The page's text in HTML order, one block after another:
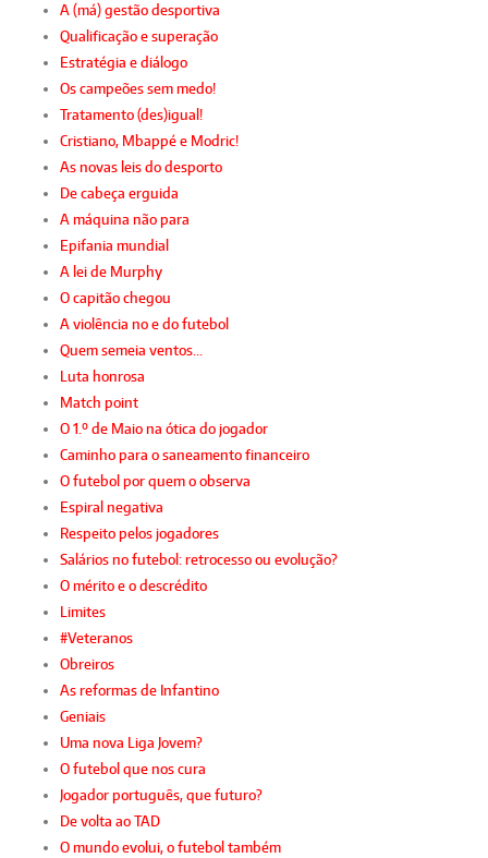
A (má) gestão desportiva
Qualificação e superação
Estratégia e diálogo
Os campeões sem medo!
Tratamento (des)igual!
Cristiano, Mbappé e Modric!
As novas leis do desporto
De cabeça erguida
A máquina não para
Epifania mundial
A lei de Murphy
O capitão chegou
A violência no e do futebol
Quem semeia ventos…
Luta honrosa
Match point
O 1.º de Maio na ótica do jogador
Caminho para o saneamento financeiro
O futebol por quem o observa
Espiral negativa
Respeito pelos jogadores
Salários no futebol: retrocesso ou evolução?
O mérito e o descrédito
Limites
#Veteranos
Obreiros
As reformas de Infantino
Geniais
Uma nova Liga Jovem?
O futebol que nos cura
Jogador português, que futuro?
De volta ao TAD
O mundo evolui, o futebol também